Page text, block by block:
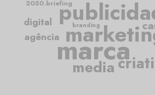
marca
media
agência
digital
2050.briefing
branding